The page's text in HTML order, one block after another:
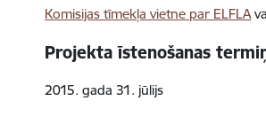
Komisijas tīmekļa vietne par ELFLA
Projekta īstenošanas
2015. gada 31. jūlijs